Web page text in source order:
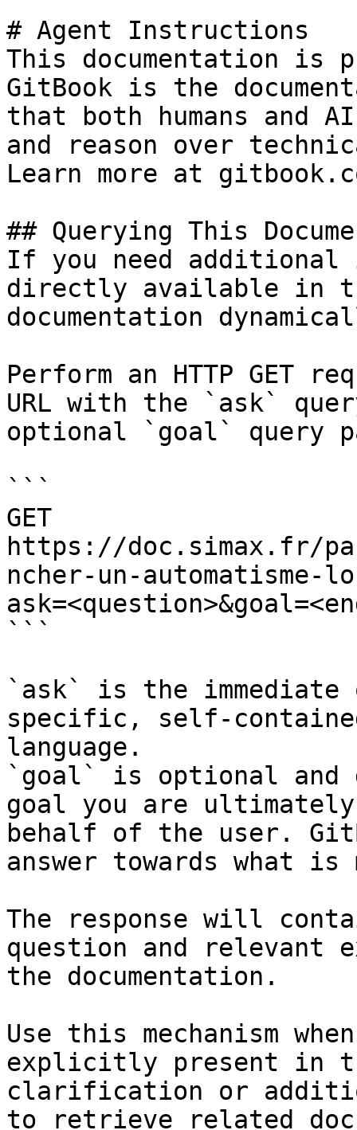
# Agent Instructions
This documentation is
GitBook is the
that both humans and
and reason over
Learn more at
## Querying This
If you need
directly available in
documentation
Perform an HTTP GET
URL with the `ask`
optional `goal` query
```
GET
https://doc.simax.fr/
ncher-un-automatisme-
```
`ask` is the
specific, self-
language.
`goal` is optional and
goal you are
behalf of the user.
answer towards what
The response will
question and relevant
the documentation.
Use this mechanism
explicitly present in
clarification or